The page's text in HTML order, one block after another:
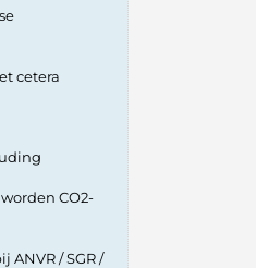
cetera
CO2-
ANVR / SGR /